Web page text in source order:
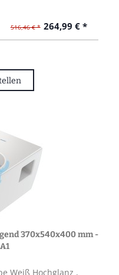
516,46 € * 264,99 € *
370x540x400 mm -
Weiß Hochglanz ,